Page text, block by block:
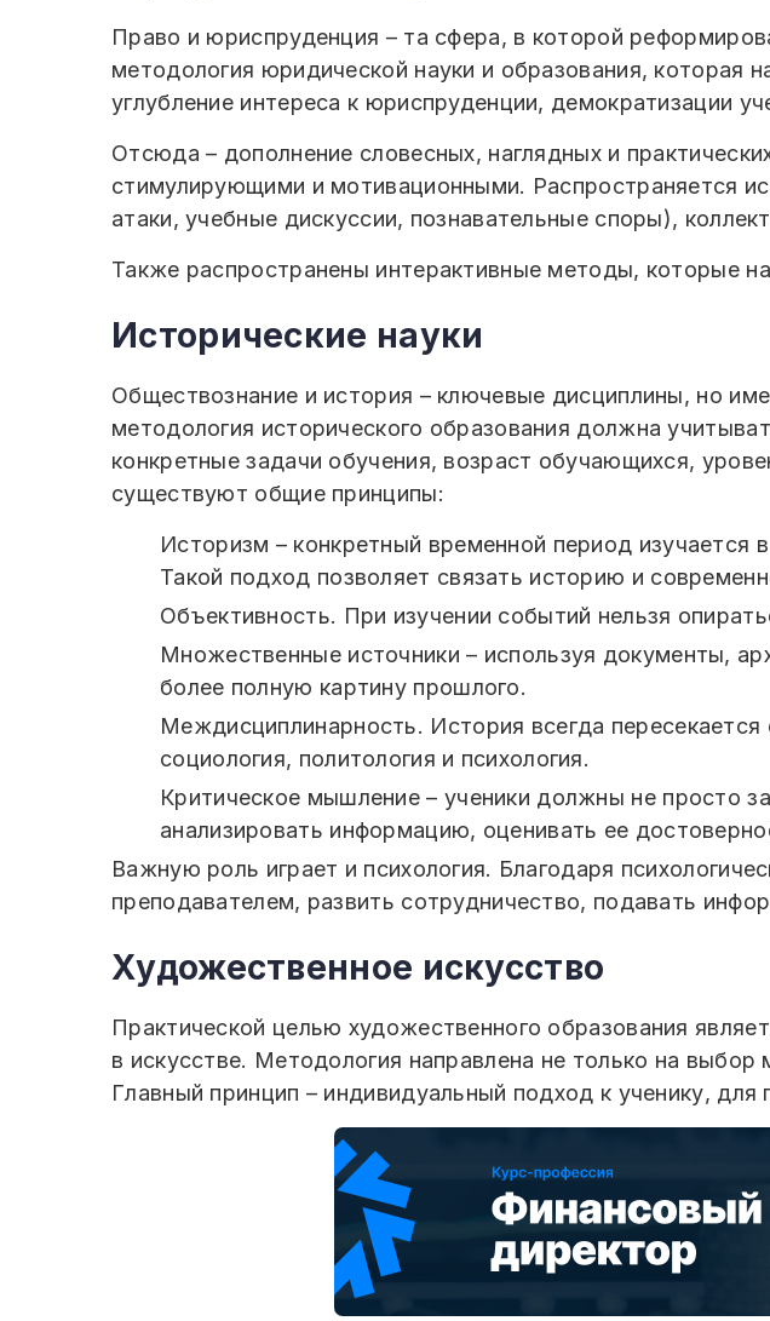
Право и юриспруденция – та сфера, в которой
методология юридической науки и образования, которая
углубление интереса к юриспруденции, демократизации
Отсюда – дополнение словесных, наглядных и
стимулирующими и мотивационными. Распространяется
атаки, учебные дискуссии, познавательные споры),
Также распространены интерактивные методы, которые
Исторические науки
Обществознание и история – ключевые дисциплины, но
методология исторического образования должна
конкретные задачи обучения, возраст обучающихся,
существуют общие принципы:
Историзм – конкретный временной период изучается
Такой подход позволяет связать историю и
Объективность. При изучении событий нельзя
Множественные источники – используя документы,
более полную картину прошлого.
Междисциплинарность. История всегда
социология, политология и психология.
Критическое мышление – ученики должны не просто
анализировать информацию, оценивать ее
Важную роль играет и психология. Благодаря
преподавателем, развить сотрудничество, подавать
Художественное искусство
Практической целью художественного образования
в искусстве. Методология направлена не только на
Главный принцип – индивидуальный подход к ученику,